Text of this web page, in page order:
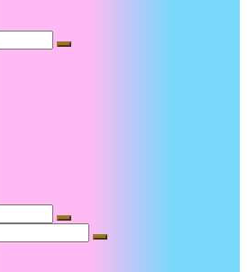
Suche
Suche
Suche